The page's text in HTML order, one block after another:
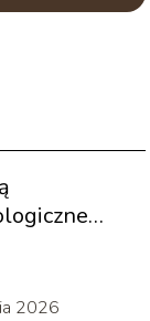
2026